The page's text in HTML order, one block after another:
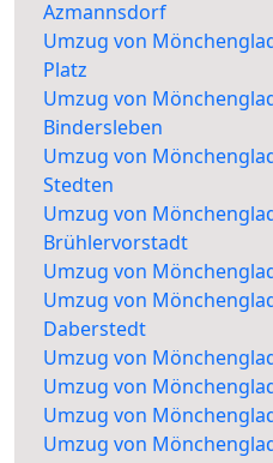
Azmannsdorf
Umzug von
Platz
Umzug von
Bindersleben
Umzug von
Stedten
Umzug von
Brühlervorstadt
Umzug von
Umzug von
Daberstedt
Umzug von
Umzug von
Umzug von
Umzug von